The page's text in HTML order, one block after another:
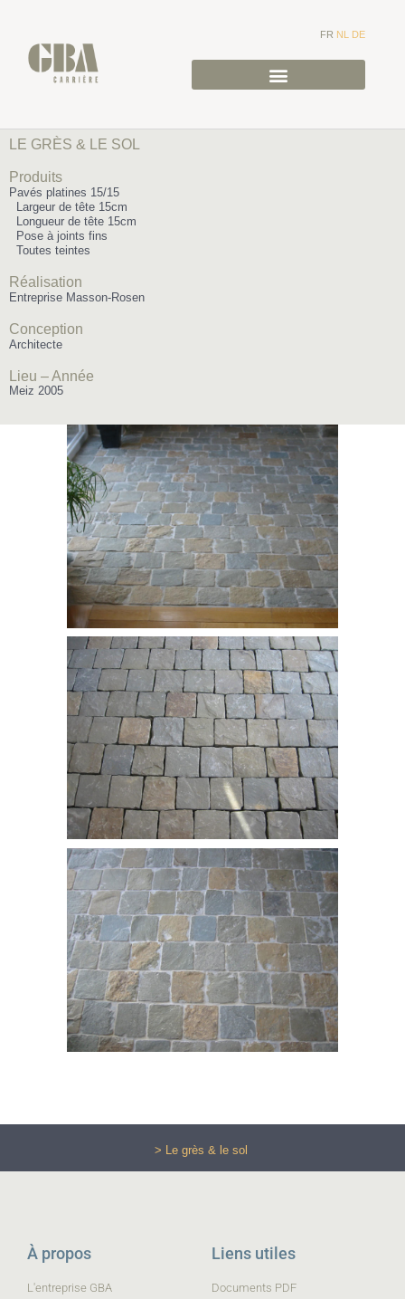
FR NL DE
LE GRÈS & LE SOL
Produits
Pavés platines 15/15
Largeur de tête 15cm
Longueur de tête 15cm
Pose à joints fins
Toutes teintes
Réalisation
Entreprise Masson-Rosen
Conception
Architecte
Lieu – Année
Meiz 2005
> Le grès & le sol
À propos
L'entreprise GBA
Liens utiles
Documents PDF